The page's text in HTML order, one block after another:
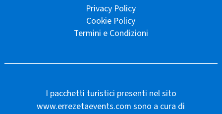
Privacy Policy
Cookie Policy
Termini e Condizioni
I pacchetti turistici presenti nel sito
www.errezetaevents.com sono a cura di